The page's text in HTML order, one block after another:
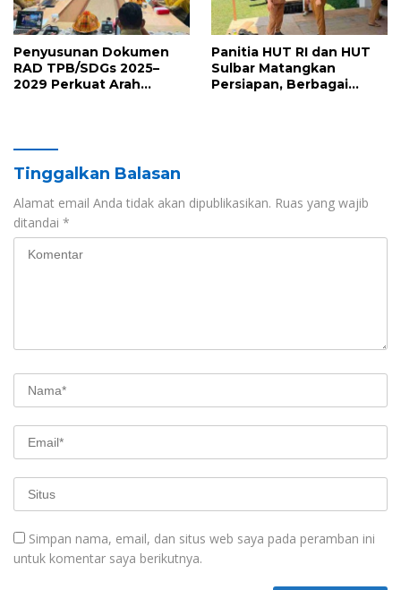
Penyusunan Dokumen
RAD TPB/SDGs 2025–
2029 Perkuat Arah
Panitia HUT RI dan HUT
Sulbar Matangkan
Persiapan, Berbagai
Tinggalkan Balasan
Alamat email Anda tidak akan dipublikasikan. Ruas yang wajib
ditandai *
Simpan nama, email, dan situs web saya pada peramban ini
untuk komentar saya berikutnya.